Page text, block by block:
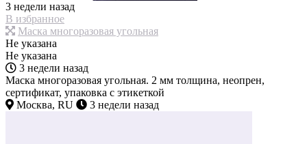
3 недели назад
В избранное
Маска многоразовая угольная
Не указана
Не указана
3 недели назад
Маска многоразовая угольная. 2 мм толщина, неопрен,
сертификат, упаковка с этикеткой
Москва, RU
3 недели назад